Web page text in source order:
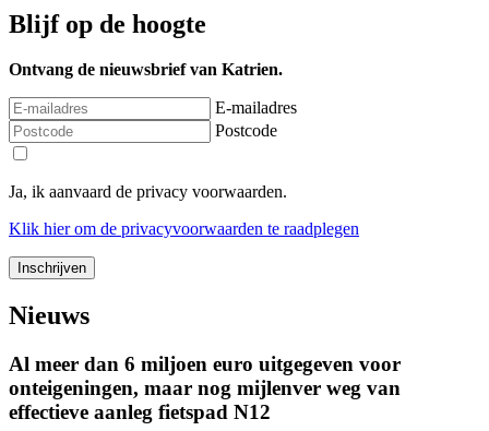
Blijf op de hoogte
Ontvang de nieuwsbrief van Katrien.
E-mailadres
Postcode
Ja, ik aanvaard de privacy voorwaarden.
Klik hierom de privacyvoorwaarden te raadplegen
Nieuws
Al meer dan 6 miljoen euro uitgegeven voor
onteigeningen, maar nog mijlenver weg van
effectieve aanleg fietspad N12